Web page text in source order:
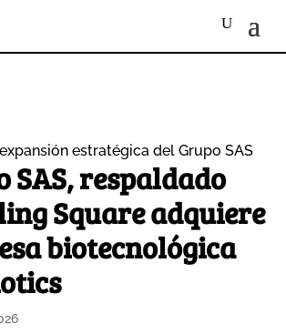
estratégica del Grupo SAS
SAS, respaldado
Square adquiere
biotecnológica